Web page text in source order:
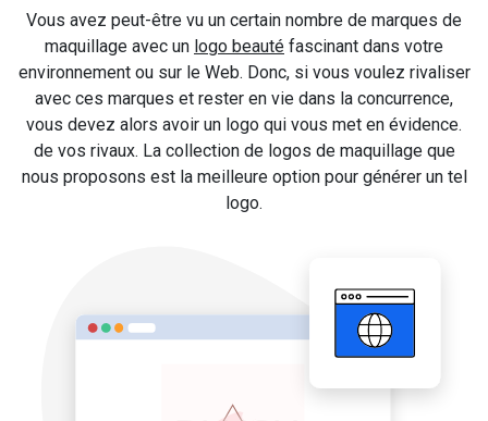
Vous avez peut-être vu un certain nombre de marques de
maquillage avec un logo beauté fascinant dans votre
environnement ou sur le Web. Donc, si vous voulez rivaliser
avec ces marques et rester en vie dans la concurrence,
vous devez alors avoir un logo qui vous met en évidence.
de vos rivaux. La collection de logos de maquillage que
nous proposons est la meilleure option pour générer un tel
logo.